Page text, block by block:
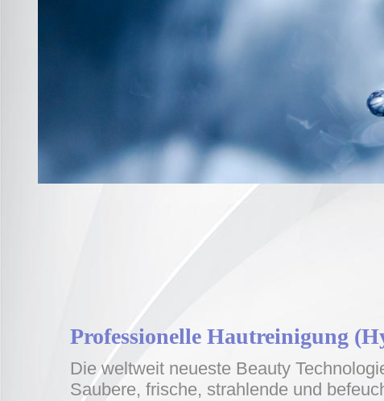
Professionelle Hautreinigung
Die weltweit neueste Beauty
Saubere, frische, strahlende und